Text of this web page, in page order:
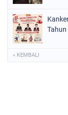
Tahun
« KEMBALI